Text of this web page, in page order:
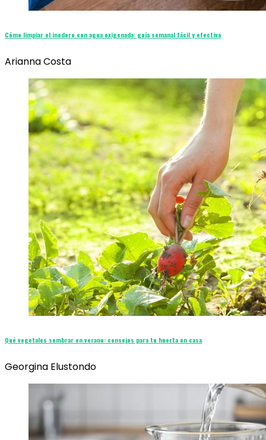
Cómo limpiar el inodoro con agua oxigenada: guía semanal fácil y efectiva
Arianna Costa
Qué vegetales sembrar en verano: consejos para tu huerta en casa
Georgina Elustondo